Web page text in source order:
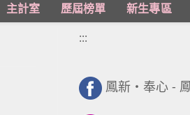
主計室 歷屆榜單
新生專區
:::
鳳新・奉心 -